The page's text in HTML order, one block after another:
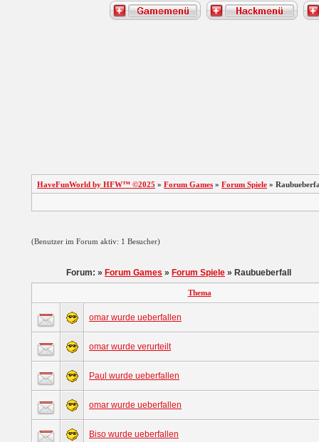
HaveFunWorld by HFW™ ©2025 » Forum Games » Forum Spiele »
(Benutzer im Forum aktiv: 1 Besucher)
Forum: » Forum Games » Forum Spiele » Raubueberfall
Thema
omar wurde ueberfallen
omar wurde verurteilt
Paul wurde ueberfallen
omar wurde ueberfallen
Biso wurde ueberfallen